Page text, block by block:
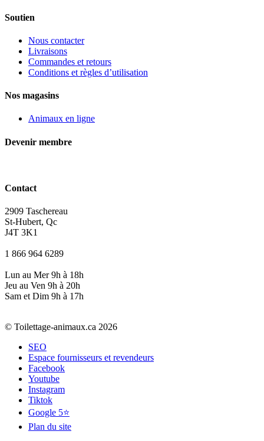
Soutien
Nous contacter
Livraisons
Commandes et retours
Conditions et règles d’utilisation
Nos magasins
Animaux en ligne
Devenir membre
Contact
2909 Taschereau
St-Hubert, Qc
J4T 3K1
1 866 964 6289
Lun au Mer 9h à 18h
Jeu au Ven 9h à 20h
Sam et Dim 9h à 17h
© Toilettage-animaux.ca 2026
SEO
Espace fournisseurs et revendeurs
Facebook
Youtube
Instagram
Tiktok
Google 5⭐
Plan du site